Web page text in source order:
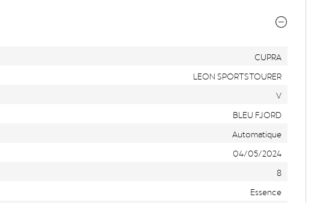
CUPRA
LEON SPORTSTOURER
V
BLEU FJORD
Automatique
04/05/2024
8
Essence